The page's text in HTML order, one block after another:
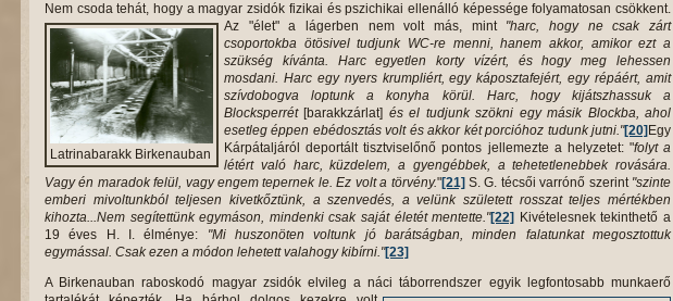
Nem csoda tehát, hogy a magyar zsidók fizikai és pszichikai ellenálló képessége folyamatosan csökkent.
Az "élet" a lágerben
Latrinabarakk Birkenauban
nem volt más, mint "harc, hogy ne csak zárt
csoportokba ötösivel tudjunk WC-re menni, hanem akkor, amikor ezt a
szükség kívánta. Harc egyetlen korty vízért, és hogy meg lehessen
mosdani. Harc egy nyers krumpliért, egy káposztafejért, egy répáért, amit
szívdobogva loptunk a konyha körül. Harc, hogy kijátszhassuk a
Blocksperrét [barakkzárlat] és el tudjunk szökni egy másik Blockba, ahol
esetleg éppen ebédosztás volt és akkor két porcióhoz tudunk jutni."[20] Egy
Kárpátaljáról deportált tisztviselőnő pontos jellemezte a helyzetet: "folyt a
létért való harc, küzdelem, a gyengébbek, a tehetetlenebbek rovására.
Vagy én maradok felül, vagy engem tepernek le. Ez volt a törvény."[21] S. G. técsői varrónő szerint "szinte
emberi mivoltunkból teljesen kivetkőztünk, a szenvedés, a velünk született rosszat teljes mértékben
kihozta...Nem segítettünk egymáson, mindenki csak saját életét mentette."[22]
Kivételesnek tekinthető a
19 éves H. I. élménye: "Mi huszonöten voltunk jó barátságban, minden falatunkat megosztottuk
egymással. Csak ezen a módon lehetett valahogy kibírni."[23]
A Birkenauban raboskodó magyar zsidók elvileg a náci táborrendszer egyik legfontosabb munkaerő